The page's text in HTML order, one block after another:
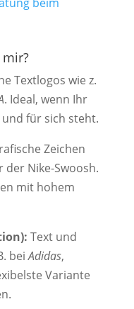
mir?
Textlogos wie z.
. Ideal, wenn Ihr
für sich steht.
Zeichen
der Nike-Swoosh.
mit hohem
Text und
beiAdidas,
Variante